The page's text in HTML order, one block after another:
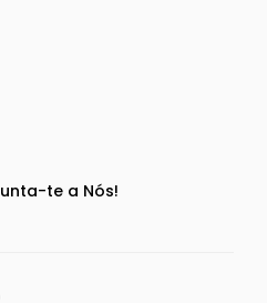
te a Nós!